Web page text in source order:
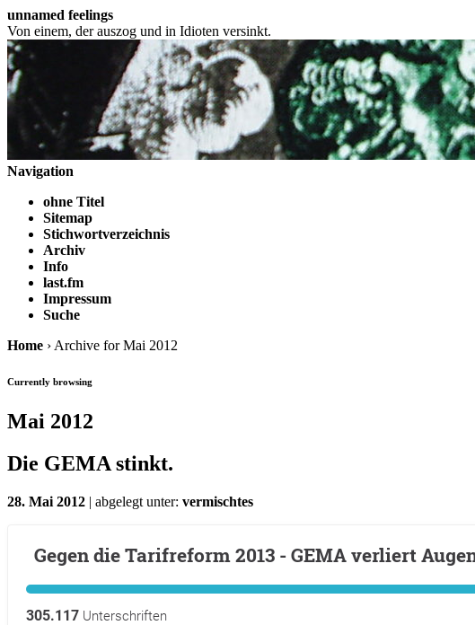
unnamed feelings
Von einem, der auszog und in Idioten versinkt.
Navigation
ohne Titel
Sitemap
Stichwortverzeichnis
Archiv
Info
last.fm
Impressum
Suche
Home › Archive for Mai 2012
Currently browsing
Mai 2012
Die GEMA stinkt.
28. Mai 2012 | abgelegt unter: vermischtes
Gegen die Tarifreform 2013 - GEMA verliert
305.117 Unterschriften